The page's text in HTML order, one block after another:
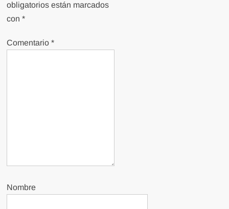
obligatorios están marcados
con*
Comentario*
Nombre